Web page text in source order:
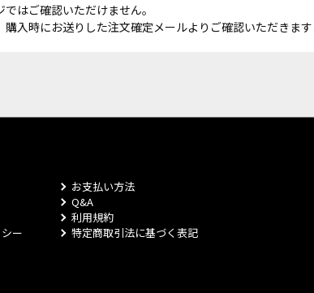
はご確認いただけません。
入時にお送りした注文確定メールよりご確認いただきま
お支払い方法
Q&A
利用規約
ー
特定商取引法に基づく表記